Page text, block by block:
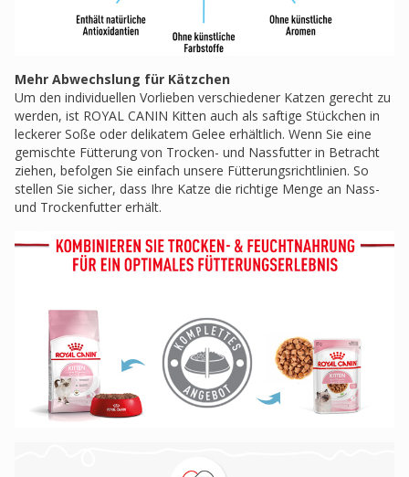
Mehr Abwechslung für Kätzchen
Um den individuellen Vorlieben verschiedener Katzen gerecht zu
werden, ist ROYAL CANIN Kitten auch als saftige Stückchen in
leckerer Soße oder delikatem Gelee erhältlich. Wenn Sie eine
gemischte Fütterung von Trocken- und Nassfutter in Betracht
ziehen, befolgen Sie einfach unsere Fütterungsrichtlinien. So
stellen Sie sicher, dass Ihre Katze die richtige Menge an Nass-
und Trockenfutter erhält.